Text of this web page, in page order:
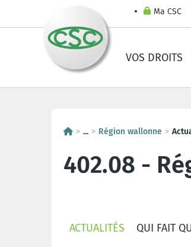
Ma CSC
VOS DROITS
... Région wallonne
402.08 -
ACTUALITÉS QUI FAIT